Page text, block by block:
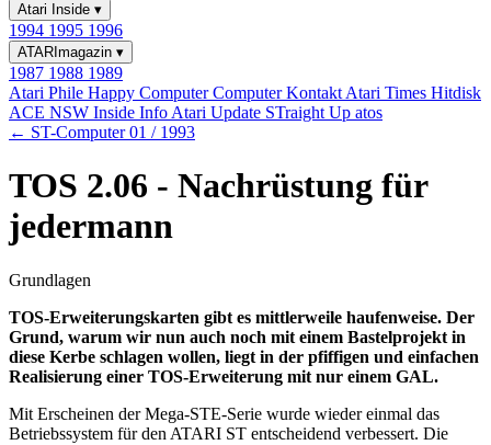
Atari Inside ▾
1994 1995 1996
ATARImagazin ▾
1987 1988 1989
Atari Phile Happy ComputerComputer Kontakt Atari Times Hitdisk
ACE NSW Inside Info Atari Update STraight Up atos
← ST-Computer 01 / 1993
TOS 2.06 - Nachrüstung für
jedermann
Grundlagen
TOS-Erweiterungskarten gibt es mittlerweile haufenweise. Der
Grund, warum wir nun auch noch mit einem Bastelprojekt in
diese Kerbe schlagen wollen, liegt in der pfiffigen und einfachen
Realisierung einer TOS-Erweiterung mit nur einem GAL.
Mit Erscheinen der Mega-STE-Serie wurde wieder einmal das
Betriebssystem für den ATARI ST entscheidend verbessert. Die